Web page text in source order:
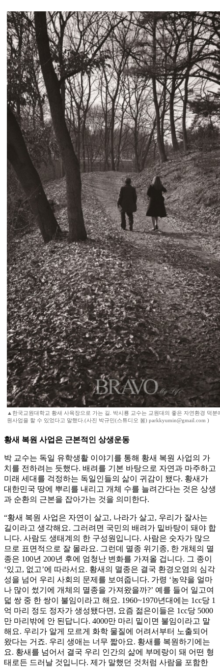
▲한국교원대학교 황새 사육장으로 가는 길. 박시룡 교수는 교원대의 좋은 자연환경 덕분
원사업을 할 수 있었다고 말했다.(사진 박규민(스튜디오 봄) parkkyumin@gmail.com )
황새 복원 사업은 근본적인 상생운동
박 교수는 독일 유학생활 이야기를 통해 황새 복원 사업의 가
치를 전하려는 듯했다. 배려를 기본 바탕으로 자연과 마주하고
미래 세대를 걱정하는 독일인들의 삶이 귀감이 됐다. 황새가
대한민국 땅에 뿌리를 내리고 개체 수를 늘려간다는 것은 상생
과 순환의 근본을 잡아가는 것을 의미한다.
“황새 복원 사업은 자연이 살고, 나라가 살고, 우리가 잘사는
길이라고 생각해요. 그러려면 국민의 배려가 밑바탕이 돼야 합
니다. 사람도 생태계의 한 구성원입니다. 사람은 숫자가 많으
므로 표면적으로 잘 몰라요. 그런데 멸종 위기종, 한 개체의 멸
종은 100년 200년 후에 엄청난 변화를 가져올 겁니다. 그 종이
‘있고, 없고’에 따라서요. 황새의 멸종은 결국 환경오염의 심각
성을 넘어 우리 사회의 문제를 보여줍니다. 가령 ‘농약을 얼마
나 많이 썼기에 개체의 멸종을 가져왔을까?’ 예를 들어 일고여
덟 쌍 중 한 쌍이 불임이라고 해요. 1960~1970년대에는 1cc당 1
억 마리 정도 정자가 생성됐다면, 요즘 젊은이들은 1cc당 5000
만 마리밖에 안 된답니다. 4000만 마리 밑이면 불임이라고 말
해요. 우리가 알게 모르게 화학 물질에 어려서부터 노출되어
왔다는 거죠. 우리 생애는 너무 짧아요. 황새를 복원하기에는
요. 황새를 넘어서 결국 우리 인간의 삶에 부메랑이 돼 어떤 형
태로든 드러날 것입니다. 제가 말했던 것처럼 사람을 포함한